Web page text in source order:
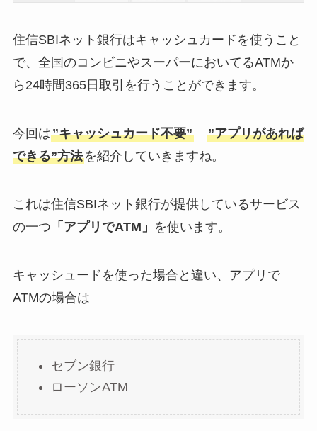
住信SBIネット銀行はキャッシュカードを使うこと
で、全国のコンビニやスーパーにおいてるATMか
ら24時間365日取引を行うことができます。
今回は”キャッシュカード不要”
”アプリがあれば
できる”方法を紹介していきますね。
これは住信SBIネット銀行が提供しているサービス
の一つ 「アプリでATM」 を使います。
キャッシュードを使った場合と違い、アプリで
ATMの場合は
セブン銀行
ローソンATM